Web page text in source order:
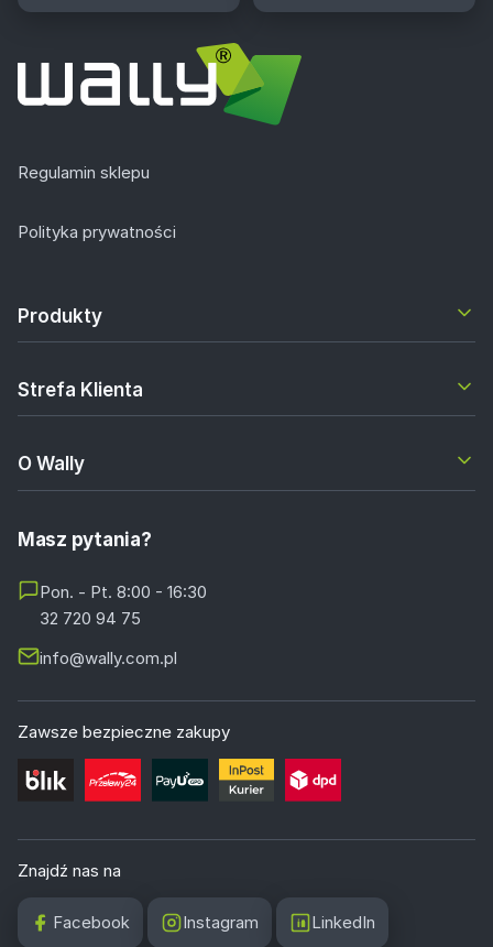
Regulamin sklepu
Polityka prywatności
Produkty
Strefa Klienta
O Wally
Masz pytania?
Pon. - Pt. 8:00 - 16:30
32 720 94 75
info@wally.com.pl
Zawsze bezpieczne zakupy
Znajdź nas na
Facebook Instagram LinkedIn